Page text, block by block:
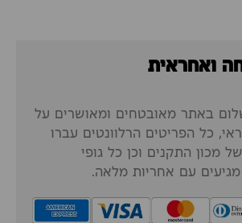
ואחראית
באתר מאובטחים ומאושרים על
כל הפריטים הרלוונטים עברו
מכון התקנים וכן כל גופי
עם אחריות מלאה.